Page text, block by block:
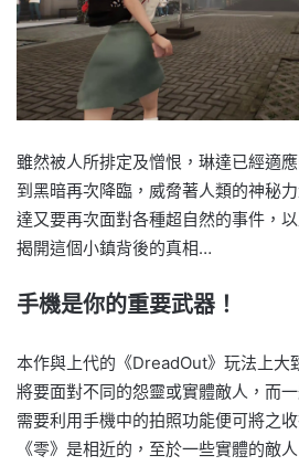
雖然被人所排定及憎恨，琳達已經適
到黑暗再次降臨，威脅著人類的神秘
達又要再次面對各種超自然的事件，
揭開這個小鎮背後的真相…
手機是你的重要武器！
本作與上代的《DreadOut》玩法上大
將要面對不同的怨靈或實體敵人，而
需要利用手機中的拍照功能便可將之
《零》是相近的，至於一些實體的敵